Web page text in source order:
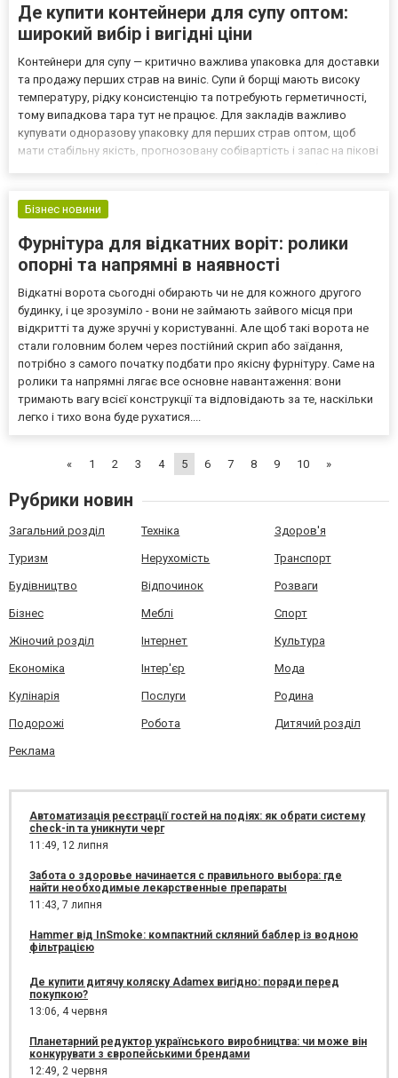
Де купити контейнери для супу оптом:
широкий вибір і вигідні ціни
Контейнери для супу — критично важлива упаковка для доставки
та продажу перших страв на виніс. Супи й борщі мають високу
температуру, рідку консистенцію та потребують герметичності,
тому випадкова тара тут не працює. Для закладів важливо
купувати одноразову упаковку для перших страв оптом, щоб
мати стабільну якість, прогнозовану собівартість і запас на пікові
Бізнес новини
Фурнітура для відкатних воріт: ролики
опорні та напрямні в наявності
Відкатні ворота сьогодні обирають чи не для кожного другого
будинку, і це зрозуміло - вони не займають зайвого місця при
відкритті та дуже зручні у користуванні. Але щоб такі ворота не
стали головним болем через постійний скрип або заїдання,
потрібно з самого початку подбати про якісну фурнітуру. Саме на
ролики та напрямні лягає все основне навантаження: вони
тримають вагу всієї конструкції та відповідають за те, наскільки
легко і тихо вона буде рухатися....
« 1 2 3 4 5 6 7 8 9 10 »
Рубрики новин
Загальний розділ Техніка Здоров'я
Туризм Нерухомість Транспорт
Будівництво Відпочинок Розваги
Бізнес Меблі Спорт
Жіночий розділ Інтернет Культура
Економіка Інтер'єр Мода
Кулінарія Послуги Родина
Подорожі Робота Дитячий розділ
Реклама
Автоматизація реєстрації гостей на подіях: як обрати систему
check-in та уникнути черг
11:49, 12 липня
Забота о здоровье начинается с правильного выбора: где
найти необходимые лекарственные препараты
11:43, 7 липня
Hammer від InSmoke: компактний скляний баблер із водною
фільтрацією
Де купити дитячу коляску Adamex вигідно: поради перед
покупкою?
13:06, 4 червня
Планетарний редуктор українського виробництва: чи може він
конкурувати з європейськими брендами
12:49, 2 червня